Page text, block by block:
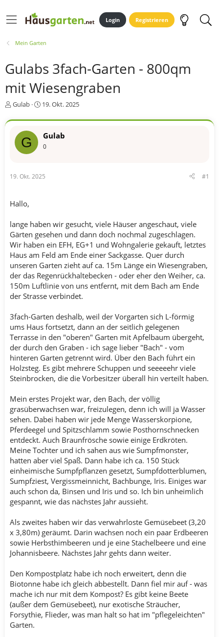
Login Registrieren
Mein Garten
Gulabs 3fach-Garten - 800qm
mit Wiesengraben
E
s
e
r
Gulab
E
s
e
a
19. Okt. 2025
G Gulab
0
19. Okt. 2025 #1
Hallo,
lange haben wir gesucht, viele Häuser angeschaut, viele
Gärten gesehen und dann doch nochmal zugeschlagen.
Wir haben ein EFH, EG+1 und Wohngalerie gekauft, letztes
Haus am Feld am Ende einer Sackgasse. Quer durch
unseren Garten zieht auf ca. 15m Länge ein Wiesengraben,
der das Regenrückhaltebecken - oder eher den Weiher, ca.
150m Luftlinie von uns entfernt, mit dem Bach am Ende
der Strasse verbindet.
3fach-Garten deshalb, weil der Vorgarten sich L-förmig
ums Haus fortsetzt, dann an der seitlich gelegenen
Terrasse in den "oberen" Garten mit Apfelbaum übergeht,
der durch den Graben - ich sage lieber "Bach" - vom
hinteren Garten getrennt wird. Über den Bach führt ein
Holzsteg. Es gibt mehrere Schuppen und seeeeehr viele
Steinbrocken, die die Vorbesitzer überall hin verteilt haben.
Mein erstes Projekt war, den Bach, der völlig
grasüberwachsen war, freizulegen, denn ich will ja Wasser
sehen. Dabei haben wir jede Menge Wasserskorpione,
Pferdeegel und Spitzschlamm sowie Posthornschnecken
entdeckt. Auch Braunfrösche sowie einige Erdkröten.
Meine Tochter und ich sahen aus wie Sumpfmonster,
hatten aber viel Spaß. Dann habe ich ca. 150 Stück
einheimische Sumpfpflanzen gesetzt, Sumpfdotterblumen,
Sumpfziest, Vergissmeinnicht, Bachbunge, Iris. Einiges war
auch schon da, Binsen und Iris und so. Ich bin unheimlich
gespannt, wie das nächstes Jahr aussieht.
Als zweites haben wir das verwahrloste Gemüsebeet (3,20
x 3,80m) geräumt. Darin wachsen noch ein paar Erdbeeren
sowie Herbsthimbeeren und je eine Stachelbeere und eine
Johannisbeere. Nächstes Jahr gehts dann weiter.
Den Kompostplatz habe ich noch erweitert, denn die
Biotonne habe ich gleich abbestellt. Dann fiel mir auf - was
mache ich nur mit dem Kompost? Es gibt keine Beete
(außer dem Gemüsebeet), nur exotische Sträucher,
Forsythie, Flieder, was man halt so hat im "pflegeleichten"
Garten.